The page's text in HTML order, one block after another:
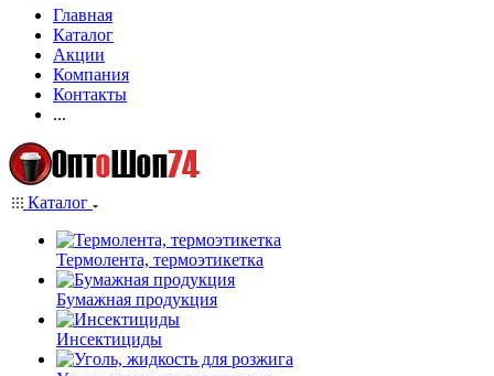
Главная
Каталог
Акции
Компания
Контакты
...
Каталог
Термолента, термоэтикетка
Бумажная продукция
Инсектициды